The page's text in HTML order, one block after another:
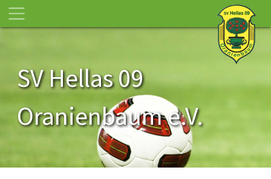
SV Hellas 09
Oranienbaum e.V.